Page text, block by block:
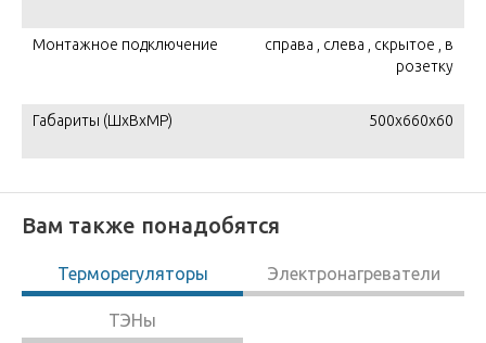
Монтажное подключение
справа , слева , скрытое , в
розетку
Габариты (ШxВxМР) 500x660х60
Вам также понадобятся
Терморегуляторы Электронагреватели
ТЭНы